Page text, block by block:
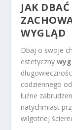
JAK
WYGLĄD
Dbaj o swoje
estetyczny
codziennego
luźne
natychmiast
wilgotnej